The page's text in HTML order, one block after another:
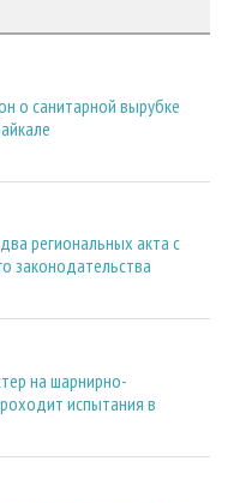
о санитарной вырубке
региональных акта с
законодательства
на шарнирно-
испытания в